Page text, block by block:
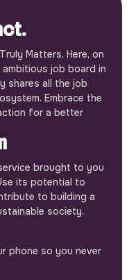
Matters. Here, on
job board in
shares all the job
Embrace the
for a better
brought to you
its potential to
to building a
society.
phone so you never